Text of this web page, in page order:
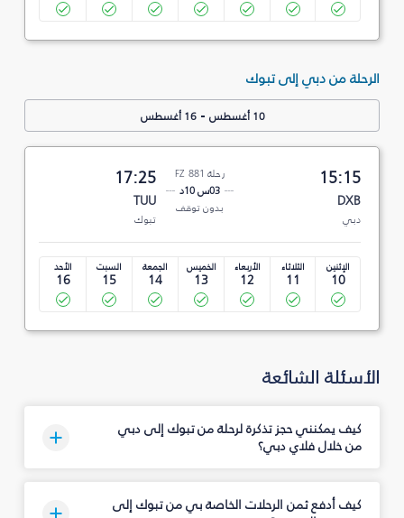
الرحلة من دبي إلى تبوك‎
10 أغسطس -16 أغسطس
15:15
DXB
دبي
رحلة FZ 881
03س 10د
بدون توقف
17:25
TUU
تبوك‎
الإثنين
10
الثلاثاء
11
الأربعاء
12
الخميس
13
الجمعة
14
السبت
15
الأحد
16
الأسئلة الشائعة
كيف يمكنني حجز تذكرة لرحلة من تبوك‎ إلى دبي
من خلال فلاي دبي؟
كيف أدفع ثمن الرحلات الخاصة بي من تبوك‎ إلى